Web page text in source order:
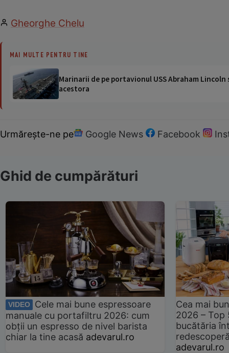
Gheorghe Chelu
MAI MULTE PENTRU TINE
Marinarii de pe portavionul USS Abraham
acestora
Urmărește-ne pe Google News Facebook
Ghid de cumpărături
VIDEO
Cele mai bune espressoare
manuale cu portafiltru 2026: cum
obții un espresso de nivel barista
chiar la tine acasă adevarul.ro
Cea mai
2026 –
bucătăria
adevarul.ro